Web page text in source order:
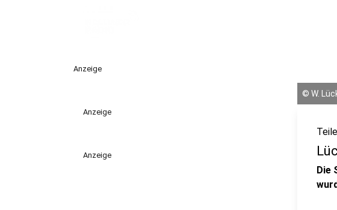
Anzeige
Anzeige
Anzeige
© W.
Die